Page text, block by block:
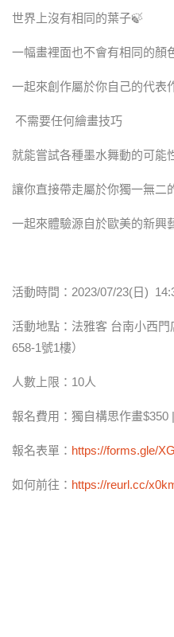
世界上沒有相同的葉子🍃
一幅畫裡面也不會有相同的顏
一起來創作屬於你自己的代表
不需要任何繪畫技巧
就能嘗試各種墨水舞動的可能
讓你直接帶走屬於你獨一無二
一起來體驗源自於歐美的新興
活動時間：2023/07/23(日)
活動地點：法雅客 台南小西
658-1號1樓）
人數上限：10人
報名費用：獨自構思作畫$350
報名表單： https://forms.gle/
如何前往： https://reurl.cc/